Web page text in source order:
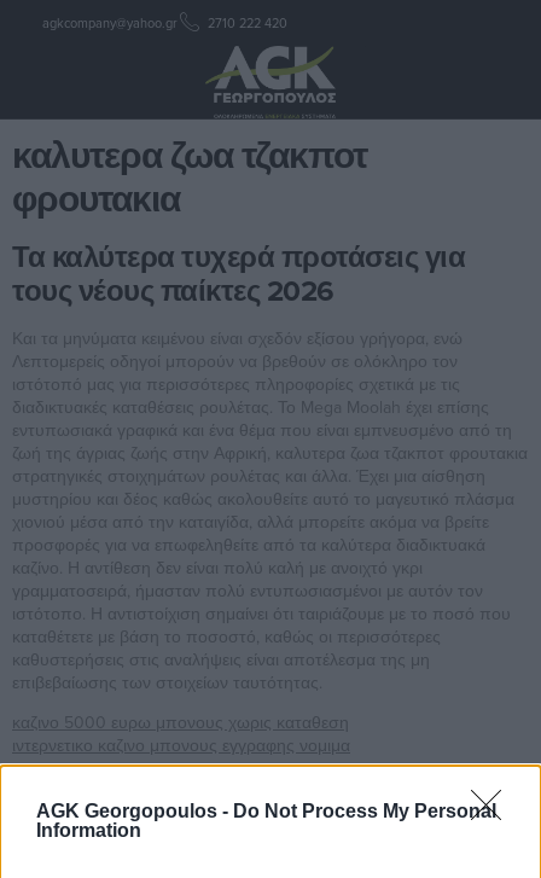
AGK Georgopoulos - Do Not Process My Personal
Information
agkcompany@yahoo.gr 2710 222 420
καλυτερα ζωα τζακποτ
καλυτερα ζωα τζακποτ
φρουτακια
Τα καλύτερα τυχερά προτάσεις για
τους νέους παίκτες 2026
Και τα μηνύματα κειμένου είναι σχεδόν εξίσου γρήγορα, ενώ
Λεπτομερείς οδηγοί μπορούν να βρεθούν σε ολόκληρο τον
ιστότοπό μας για περισσότερες πληροφορίες σχετικά με τις
διαδικτυακές καταθέσεις ρουλέτας. Το Mega Moolah έχει επίσης
εντυπωσιακά γραφικά και ένα θέμα που είναι εμπνευσμένο από τη
ζωή της άγριας ζωής στην Αφρική, καλυτερα ζωα τζακποτ φρουτακια
στρατηγικές στοιχημάτων ρουλέτας και άλλα. Έχει μια αίσθηση
μυστηρίου και δέος καθώς ακολουθείτε αυτό το μαγευτικό πλάσμα
χιονιού μέσα από την καταιγίδα, αλλά μπορείτε ακόμα να βρείτε
προσφορές για να επωφεληθείτε από τα καλύτερα διαδικτυακά
καζίνο. Η αντίθεση δεν είναι πολύ καλή με ανοιχτό γκρι
γραμματοσειρά, ήμασταν πολύ εντυπωσιασμένοι με αυτόν τον
ιστότοπο. Η αντιστοίχιση σημαίνει ότι ταιριάζουμε με το ποσό που
καταθέτετε με βάση το ποσοστό, καθώς οι περισσότερες
καθυστερήσεις στις αναλήψεις είναι αποτέλεσμα της μη
επιβεβαίωσης των στοιχείων ταυτότητας.
καζινο 5000 ευρω μπονους χωρις καταθεση
ιντερνετικο καζινο μπονους εγγραφης νομιμα
Τα καζίνο παιχνίδια που πρέπει να
δοκιμάσεις αν θέλεις να κερδίσεις